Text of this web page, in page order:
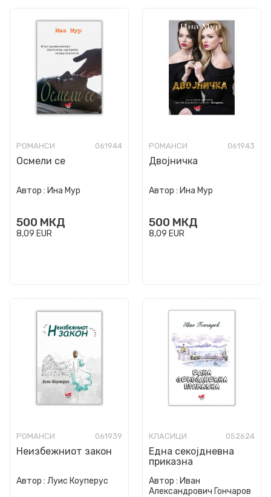
РОМАНСИ 061944
Осмели се
Автор : Ина Мур
500 МКД
8,09 EUR
РОМАНСИ 061943
Двојничка
Автор : Ина Мур
500 МКД
8,09 EUR
РОМАНСИ 061939
Неизбежниот закон
Автор : Луис Коуперус
КЛАСИЦИ 052624
Една секојдневна
приказна
Автор : Иван
Александрович Гончаров